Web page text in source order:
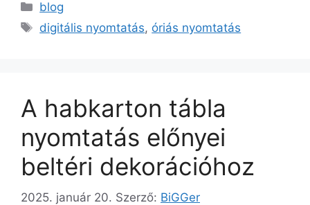
blog
digitális nyomtatás, óriás nyomtatás
A habkarton tábla
nyomtatás előnyei
beltéri dekorációhoz
2025. január 20. Szerző: BiGGer